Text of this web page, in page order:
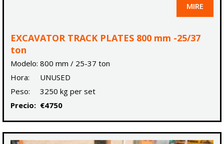
MIRE
EXCAVATOR TRACK PLATES 800 mm -25/37
ton
Modelo: 800 mm / 25-37 ton
Hora:
UNUSED
Peso:
3250 kg per set
Precio: €4750